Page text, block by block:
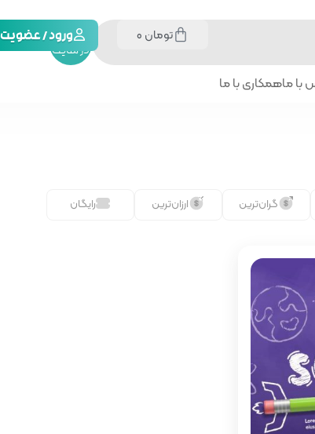
جستجو
در سایت
تومان ورود / عضویت
با ماهمکاری با ما
گران‌ترین ارزان‌ترین رایگان